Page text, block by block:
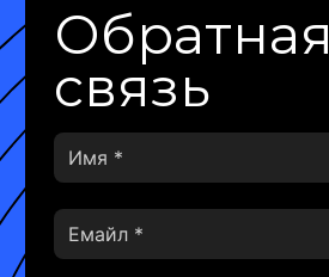
Обратная
связь